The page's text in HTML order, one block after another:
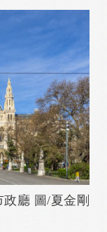
廳 圖/夏金剛